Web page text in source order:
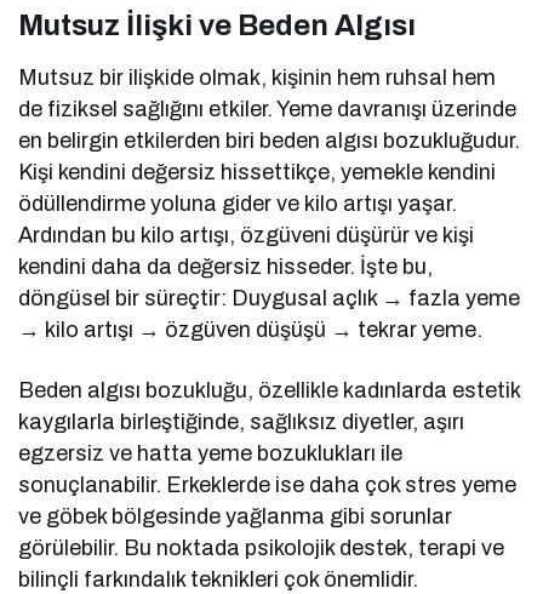
Mutsuz İlişki ve Beden Algısı
Mutsuz bir ilişkide olmak, kişinin hem ruhsal hem
de fiziksel sağlığını etkiler. Yeme davranışı üzerinde
en belirgin etkilerden biri beden algısı bozukluğudur.
Kişi kendini değersiz hissettikçe, yemekle kendini
ödüllendirme yoluna gider ve kilo artışı yaşar.
Ardından bu kilo artışı, özgüveni düşürür ve kişi
kendini daha da değersiz hisseder. İşte bu,
döngüsel bir süreçtir: Duygusal açlık → fazla yeme
→ kilo artışı → özgüven düşüşü → tekrar yeme.
Beden algısı bozukluğu, özellikle kadınlarda estetik
kaygılarla birleştiğinde, sağlıksız diyetler, aşırı
egzersiz ve hatta yeme bozuklukları ile
sonuçlanabilir. Erkeklerde ise daha çok stres yeme
ve göbek bölgesinde yağlanma gibi sorunlar
görülebilir. Bu noktada psikolojik destek, terapi ve
bilinçli farkındalık teknikleri çok önemlidir.